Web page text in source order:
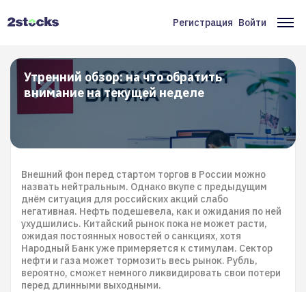
Меню
учётной
записи
пользователя
Регистрация Войти
Утренний обзор: на что обратить
внимание на текущей неделе
Внешний фон перед стартом торгов в России можно
назвать нейтральным. Однако вкупе с предыдущим
днём ситуация для российских акций слабо
негативная. Нефть подешевела, как и ожидания по ней
ухудшились. Китайский рынок пока не может расти,
ожидая постоянных новостей о санкциях, хотя
Народный Банк уже примеряется к стимулам. Сектор
нефти и газа может тормозить весь рынок. Рубль,
вероятно, сможет немного ликвидировать свои потери
перед длинными выходными.